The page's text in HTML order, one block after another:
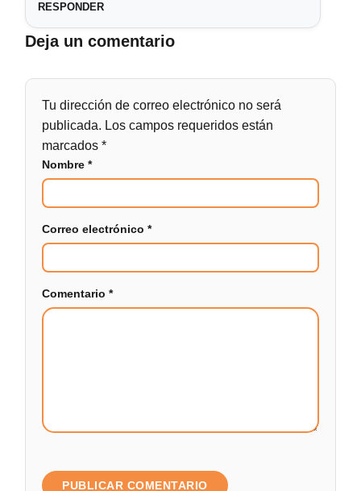
RESPONDER
Deja un comentario
Tu dirección de correo electrónico no será
publicada. Los campos requeridos están
marcados*
Nombre*
Correo electrónico*
Comentario*